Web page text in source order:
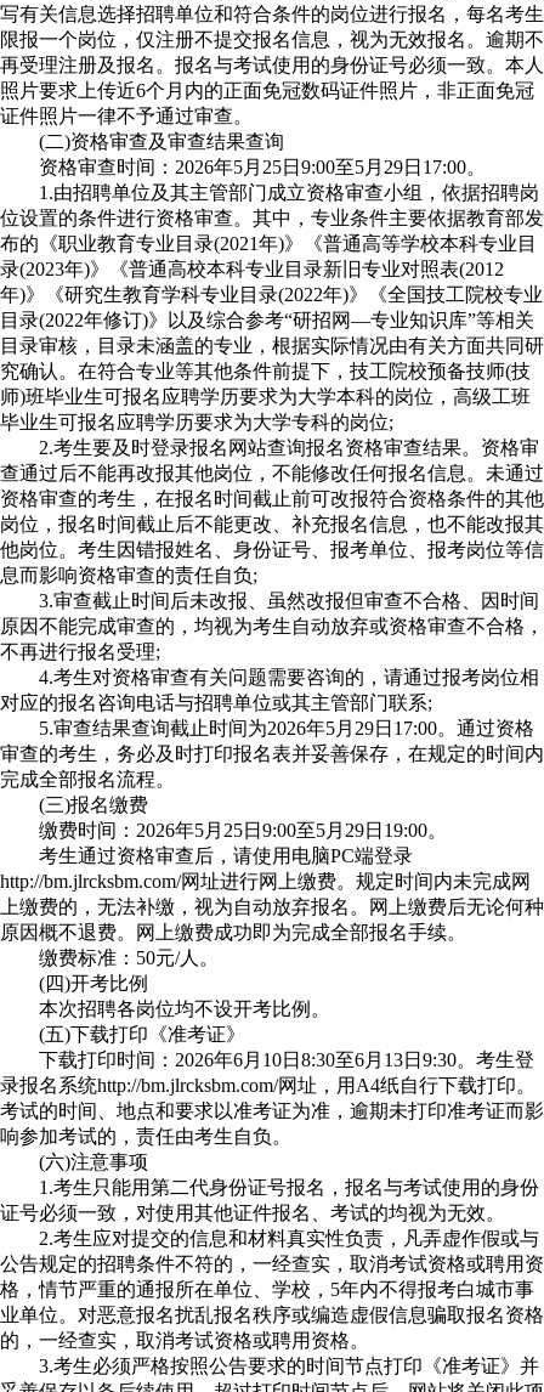
写有关信息选择招聘单位和符合条件的岗位进行报名，每名考生
限报一个岗位，仅注册不提交报名信息，视为无效报名。逾期不
再受理注册及报名。报名与考试使用的身份证号必须一致。本人
照片要求上传近6个月内的正面免冠数码证件照片，非正面免冠
证件照片一律不予通过审查。
(二)资格审查及审查结果查询
资格审查时间：2026年5月25日9:00至5月29日17:00。
1.由招聘单位及其主管部门成立资格审查小组，依据招聘岗
位设置的条件进行资格审查。其中，专业条件主要依据教育部发
布的《职业教育专业目录(2021年)》《普通高等学校本科专业目
录(2023年)》《普通高校本科专业目录新旧专业对照表(2012
年)》《研究生教育学科专业目录(2022年)》《全国技工院校专业
目录(2022年修订)》以及综合参考“研招网—专业知识库”等相关
目录审核，目录未涵盖的专业，根据实际情况由有关方面共同研
究确认。在符合专业等其他条件前提下，技工院校预备技师(技
师)班毕业生可报名应聘学历要求为大学本科的岗位，高级工班
毕业生可报名应聘学历要求为大学专科的岗位;
2.考生要及时登录报名网站查询报名资格审查结果。资格审
查通过后不能再改报其他岗位，不能修改任何报名信息。未通过
资格审查的考生，在报名时间截止前可改报符合资格条件的其他
岗位，报名时间截止后不能更改、补充报名信息，也不能改报其
他岗位。考生因错报姓名、身份证号、报考单位、报考岗位等信
息而影响资格审查的责任自负;
3.审查截止时间后未改报、虽然改报但审查不合格、因时间
原因不能完成审查的，均视为考生自动放弃或资格审查不合格，
不再进行报名受理;
4.考生对资格审查有关问题需要咨询的，请通过报考岗位相
对应的报名咨询电话与招聘单位或其主管部门联系;
5.审查结果查询截止时间为2026年5月29日17:00。通过资格
审查的考生，务必及时打印报名表并妥善保存，在规定的时间内
完成全部报名流程。
(三)报名缴费
缴费时间：2026年5月25日9:00至5月29日19:00。
考生通过资格审查后，请使用电脑PC端登录
http://bm.jlrcksbm.com/网址进行网上缴费。规定时间内未完成网
上缴费的，无法补缴，视为自动放弃报名。网上缴费后无论何种
原因概不退费。网上缴费成功即为完成全部报名手续。
缴费标准：50元/人。
(四)开考比例
本次招聘各岗位均不设开考比例。
(五)下载打印《准考证》
下载打印时间：2026年6月10日8:30至6月13日9:30。考生登
录报名系统http://bm.jlrcksbm.com/网址，用A4纸自行下载打印。
考试的时间、地点和要求以准考证为准，逾期未打印准考证而影
响参加考试的，责任由考生自负。
(六)注意事项
1.考生只能用第二代身份证号报名，报名与考试使用的身份
证号必须一致，对使用其他证件报名、考试的均视为无效。
2.考生应对提交的信息和材料真实性负责，凡弄虚作假或与
公告规定的招聘条件不符的，一经查实，取消考试资格或聘用资
格，情节严重的通报所在单位、学校，5年内不得报考白城市事
业单位。对恶意报名扰乱报名秩序或编造虚假信息骗取报名资格
的，一经查实，取消考试资格或聘用资格。
3.考生必须严格按照公告要求的时间节点打印《准考证》并